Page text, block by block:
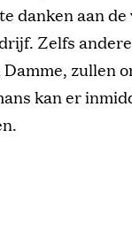
danken aan de
Zelfs
zullen
kan er